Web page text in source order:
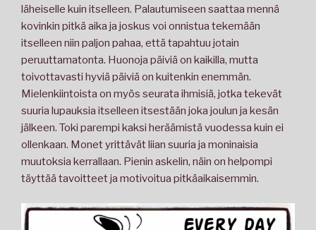
läheiselle kuin itselleen. Palautumiseen saattaa mennä
kovinkin pitkä aika ja joskus voi onnistua tekemään
itselleen niin paljon pahaa, että tapahtuu jotain
peruuttamatonta. Huonoja päiviä on kaikilla, mutta
toivottavasti hyviä päiviä on kuitenkin enemmän.
Mielenkiintoista on myös seurata ihmisiä, jotka tekevät
suuria lupauksia itselleen itsestään joka joulun ja kesän
jälkeen. Toki parempi kaksi heräämistä vuodessa kuin ei
ollenkaan. Monet yrittävät liian suuria ja moninaisia
muutoksia kerrallaan. Pienin askelin, näin on helpompi
täyttää tavoitteet ja motivoitua pitkäaikaisemmin.